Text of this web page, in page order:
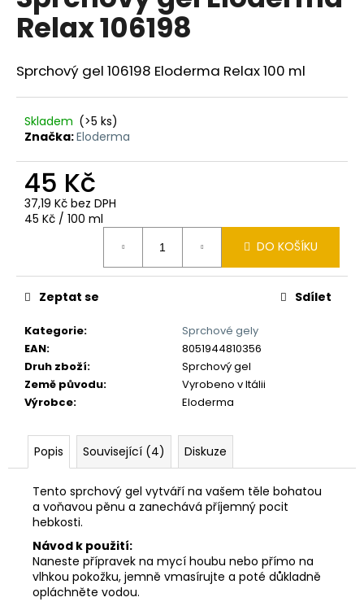
0,0
hvězdiček.
Relax 106198
Sprchový gel 106198 Eloderma Relax 100 ml
Skladem (>5 ks)
Značka:Eloderma
45 Kč
37,19 Kč bez DPH
Měrná
45 Kč / 100 ml
DO KOŠÍKU
Kategorie:
Sprchové gely
EAN:
8051944810356
Druh zboží:
Sprchový gel
Země původu:
Vyrobeno v Itálii
Výrobce: Eloderma
Zeptat se Sdílet
Popis Související (4) Diskuze
Tento sprchový gel vytváří na vašem těle bohatou
a voňavou pěnu a zanechává příjemný pocit
hebkosti.
Návod k použití:
Naneste přípravek na mycí houbu nebo přímo na
vlhkou pokožku, jemně vmasírujte a poté důkladně
opláchněte vodou.
a
j
í
t
?
o
p
u
č
u
m